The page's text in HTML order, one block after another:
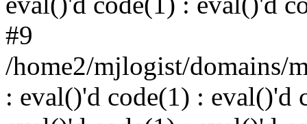
#9
/home2/mjlogist/domains/
: eval()'d code(1) : eval()'d